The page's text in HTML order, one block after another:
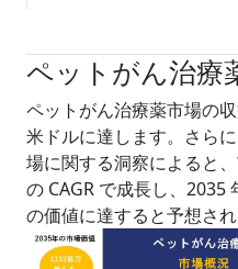
ペットがん治療
ペットがん治療薬市場の
米ドルに達します。さら
場に関する洞察によると
の CAGR で成長し、2035
の価値に達すると予想され